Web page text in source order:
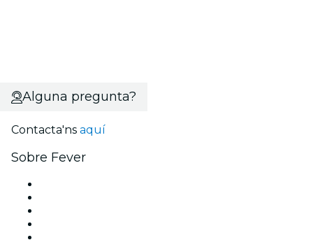
Alguna pregunta?
Contacta'ns aquí
Sobre Fever